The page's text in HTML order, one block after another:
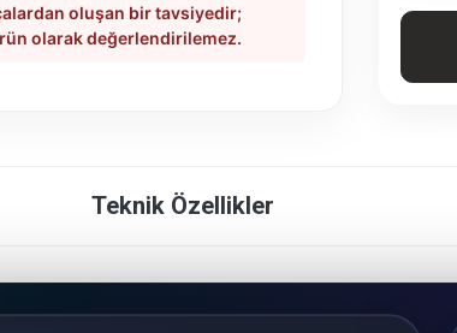
oluşan bir tavsiyedir;
olarak değerlendirilemez.
Teknik Özellikler